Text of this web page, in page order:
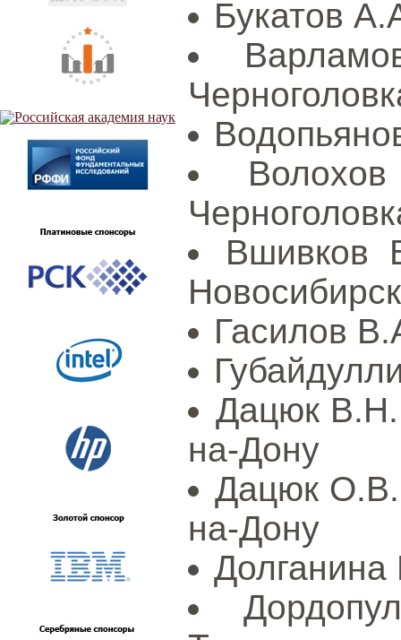
Букатов
Новосибирск
Гасилов
Дацюк
на-Дону
Дацюк
на-Дону